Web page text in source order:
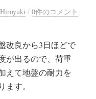
/ 0件のコメント
改良から3日ほどで
が出るので、荷重
えて地盤の耐力を
ます。